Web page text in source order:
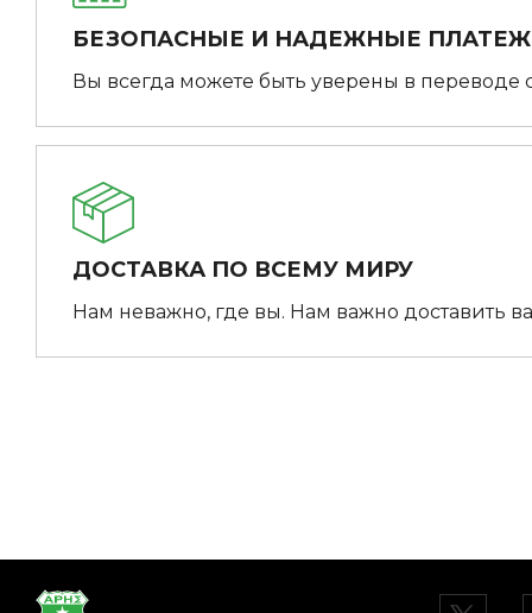
БЕЗОПАСНЫЕ И НАДЕЖНЫЕ
Вы всегда можете быть уверены в переводе
ДОСТАВКА ПО ВСЕМУ МИРУ
Нам неважно, где вы. Нам важно доставить